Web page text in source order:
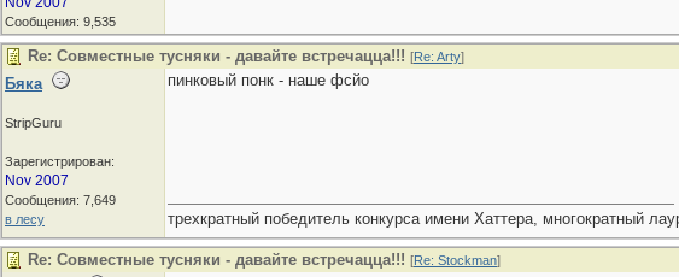
Сообщения: 9,535
Re: Совместные тусняки - давайте встречацца!!! [Re: Arty]
Бяка
StripGuru
Зарегистрирован:
Nov 2007
Сообщения: 7,649
в лесу
пинковый понк - наше фсйо
трехкратный победитель конкурса имени Хаттера, многократный
Re: Совместные тусняки - давайте встречацца!!! [Re: Stockman]